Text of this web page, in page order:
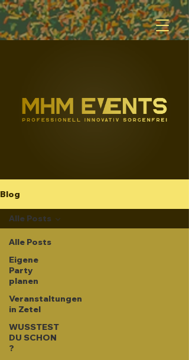
Blog
Alle Posts
Eigene
Party
planen
Veranstaltungen
in Zetel
WUSSTEST
DU SCHON
?
Alle Posts